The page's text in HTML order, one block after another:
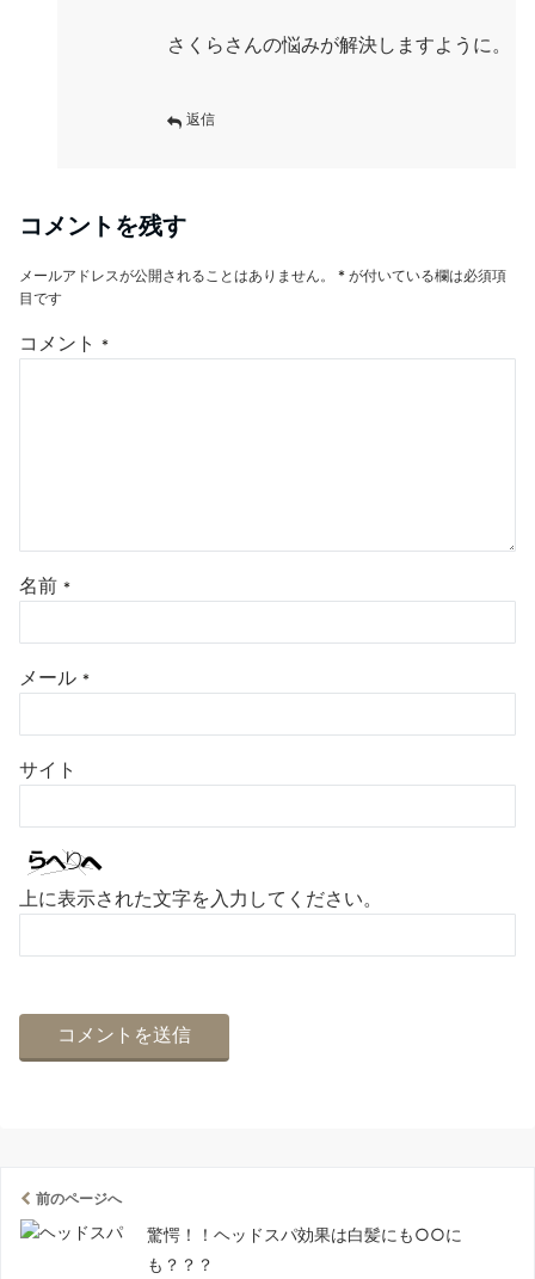
さくらさんの悩みが解決しますように。
返信
コメントを残す
メールアドレスが公開されることはありません。 * が付いている欄は必須項
目です
コメント *
名前 *
メール *
サイト
上に表示された文字を入力してください。
前のページへ
驚愕！！ヘッドスパ効果は白髪にも○○に
も？？？